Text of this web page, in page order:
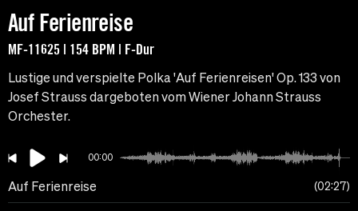
Auf Ferienreise
MF-11625 | 154 BPM | F-Dur
Lustige und verspielte Polka 'Auf Ferienreisen' Op. 133 von
Josef Strauss dargeboten vom Wiener Johann Strauss
Orchester.
00:00
Auf Ferienreise 02:27